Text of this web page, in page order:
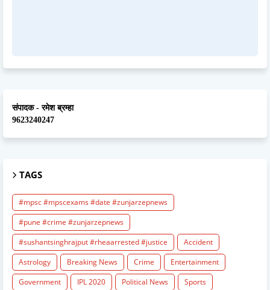
संपादक - रमेश ब्रम्हा
9623240247
TAGS
#mpsc #mpscexams #date #zunjarzepnews
#pune #crime #zunjarzepnews
#sushantsinghrajput #rheaarrested #justice
Accident
Astrology
Breaking News Crime
Entertainment
Government
IPL 2020 Political News
Sports